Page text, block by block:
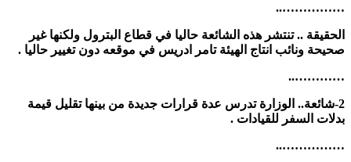
……………..
الحقيقة .. تنتشر هذه الشائعة حاليا في قطاع البترول ولكنها غير
صحيحة ونائب انتاج الهيئة تامر ادريس في موقعه دون تغيير حاليا .
…………..
2-شائعة.. الوزارة تدرس عدة قرارات جديدة من بينها تقليل قيمة
بدلات السفر للقيادات .
……………..